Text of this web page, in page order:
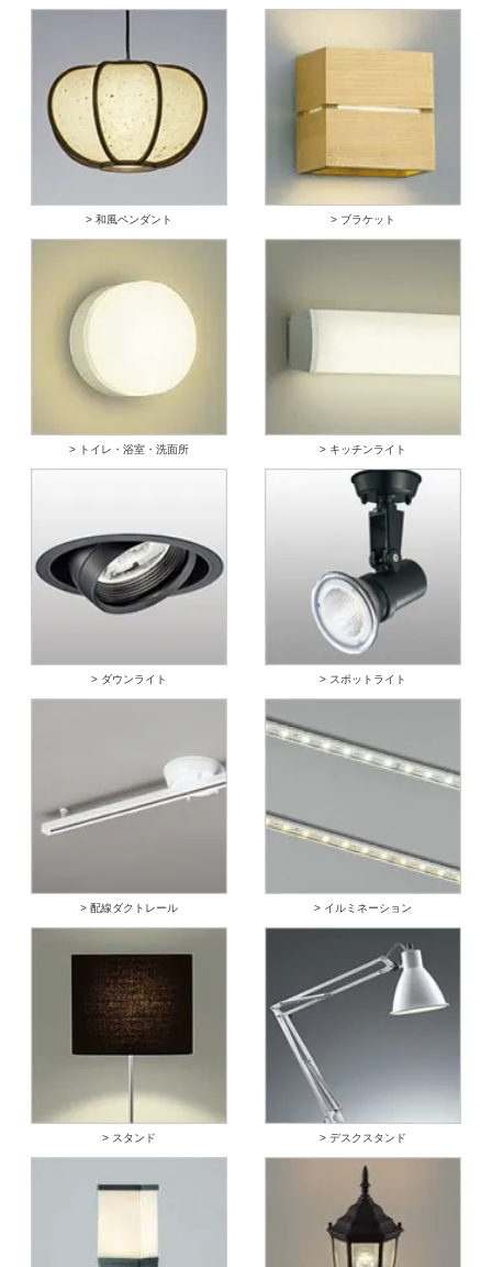
> 和風ペンダント > ブラケット
> トイレ・浴室・洗面所 > キッチンライト
> ダウンライト > スポットライト
> 配線ダクトレール > イルミネーション
> スタンド > デスクスタンド